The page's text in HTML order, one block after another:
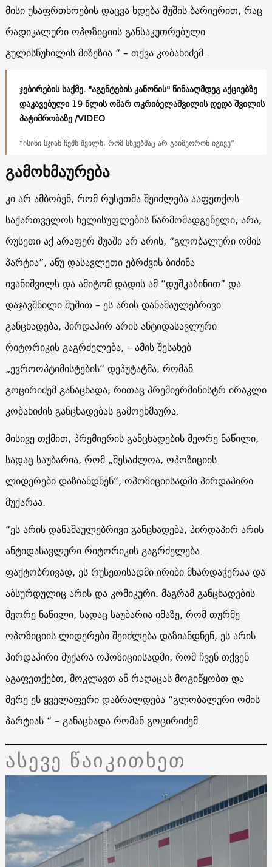
მისი უსაფრთხოების დაცვა ხდება შუშის ბარიერით, რაც
რადიკალური ოპოზიციის განსაკუთრებული
გულისწუხილის მიზეზია.” – თქვა კობახიძემ.
ჯებირების საქმე. "აგენტების კანონის" წინააღმდეგ აქციებზე
დაკავებული 19 წლის ომარ ოკრიბელაშვილის დედა შვილის
პატიმრობაზე /VIDEO
“ისინი სჯიან ჩემს შვილს, რომ სხვებმაც არ გაიმეორონ იგივე”
გამოხმაურება
კი არ ამბობენ, რომ რუსეთმა შეიძლება ააფეთქოს
საქართველოს ხელისუფლების წარმომადგენელი, არა,
რუსეთი აქ არაფერ შუაში არ არის, “გლობალური ომის
პარტია”, ანუ დასავლეთი ებრძვისბიძინა
ივანიშვილს და ამიტომ დადის ამ “დუშკაბინით” და
დაჯავშნილი შუშით – ეს არის დანაშაულებრივი
განცხადება, პირდაპირ არის ანტიდასავლური
რიტორიკის გაგრძელება, – ამის შესახებ
„ევროოპტიმისტების“ დეპუტატმა, რომან
გოცირიძემ განაცხადა, რითაც პრემიერმინისტრ ირაკლი
კობახიძის განცხადებას გამოეხმაურა.
მისივე თქმით, პრემიერის განცხადების მეორე ნაწილი,
სადაც საუბარია, რომ „შესაძლოა, ოპოზიციის
ლიდერები დაზიანდნენ“, ოპოზიციისადმი პირდაპირი
მუქარაა.
“ეს არის დანაშაულებრივი განცხადება, პირდაპირ არის
ანტიდასავლური რიტორიკის გაგრძელება.
ფაქტობრივად, ეს რუსეთისადმი ირიბი მხარდაჭერაა და
აბსურდულიც არის და კომიკური. მაგრამ განცხადების
მეორე ნაწილი, სადაც საუბარია იმაზე, რომ თურმე
ოპოზიციის ლიდერები შეიძლება დაზიანდნენ, ეს არის
პირდაპირი მუქარა ოპოზიციისადმი, რომ ჩვენ თქვენ
აგაფეთქებთ, მოკლავთ ან რაღაცას მოგიწყობთ და
მერე ეს ყველაფერი დაბრალდება “გლობალური ომის
პარტიას.“ – განაცხადა რომან გოცირიძემ.
ასევე წაიკითხეთ